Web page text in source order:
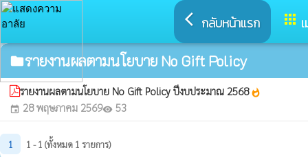
arrow_back_ios กลับหน้าแรก apps
folderรายงานผลตามนโยบาย No Gift Policy
รายงานผลตามนโยบาย No Gift Policy ปีงบประมาณ 2568whatshot
event 28 พฤษภาคม 2569visibility 53
1 1 - 1 (ทั้งหมด 1 รายการ)